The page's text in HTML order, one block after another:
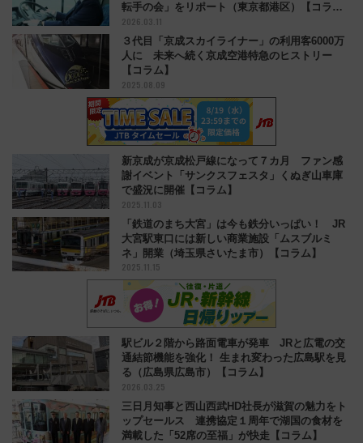
転手の会」をリポート（東京都港区）【コラ
ム】
2026.03.11
３代目「京成スカイライナー」の利用客6000万
人に 未来へ続く京成空港特急のヒストリー
【コラム】
2025.08.09
新京成が京成松戸線になって７カ月 ファン感
謝イベント「サンクスフェスタ」くぬぎ山車庫
で盛況に開催【コラム】
2025.11.03
「鉄道のまち大宮」は今も鉄分いっぱい！ JR
大宮駅東口には新しい商業施設「ムスブルミ
ネ」開業（埼玉県さいたま市）【コラム】
2025.11.15
駅ビル２階から路面電車が発車 JRと広電の交
通結節機能を強化！ 生まれ変わった広島駅を見
る（広島県広島市）【コラム】
2026.03.25
三日月知事と西山西武HD社長が滋賀の魅力をト
ップセールス 連携協定１周年で湖国の食材を
満載した「52席の至福」が快走【コラム】